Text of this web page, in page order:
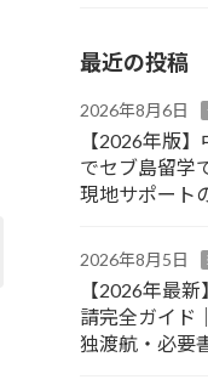
最近の投稿
2026年8月6日
【2026年版
でセブ島留学
現地サポート
2026年8月5日
【2026年最
請完全ガイド
独渡航・必要